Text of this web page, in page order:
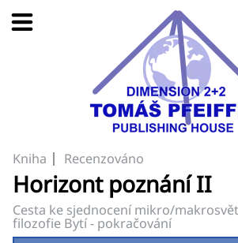
Kniha Recenzováno
Horizont poznání II
Cesta ke sjednocení mikro/
filozofie Bytí - pokračování